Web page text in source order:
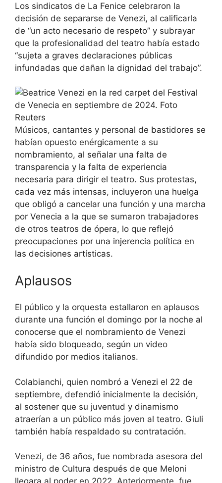
Los sindicatos de La Fenice celebraron la
decisión de separarse de Venezi, al calificarla
de “un acto necesario de respeto” y subrayar
que la profesionalidad del teatro había estado
“sujeta a graves declaraciones públicas
infundadas que dañan la dignidad del trabajo”.
Músicos, cantantes y personal de bastidores se
habían opuesto enérgicamente a su
nombramiento, al señalar una falta de
transparencia y la falta de experiencia
necesaria para dirigir el teatro. Sus protestas,
cada vez más intensas, incluyeron una huelga
que obligó a cancelar una función y una marcha
por Venecia a la que se sumaron trabajadores
de otros teatros de ópera, lo que reflejó
preocupaciones por una injerencia política en
las decisiones artísticas.
Aplausos
El público y la orquesta estallaron en aplausos
durante una función el domingo por la noche al
conocerse que el nombramiento de Venezi
había sido bloqueado, según un video
difundido por medios italianos.
Colabianchi, quien nombró a Venezi el 22 de
septiembre, defendió inicialmente la decisión,
al sostener que su juventud y dinamismo
atraerían a un público más joven al teatro. Giuli
también había respaldado su contratación.
Venezi, de 36 años, fue nombrada asesora del
ministro de Cultura después de que Meloni
llegara al poder en 2022. Anteriormente, fue